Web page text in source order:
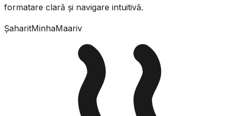
formatare clară și navigare intuitivă.
ȘaharitMinhaMaariv